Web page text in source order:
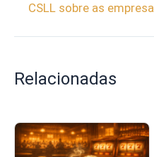
CSLL sobre as
Relacionadas